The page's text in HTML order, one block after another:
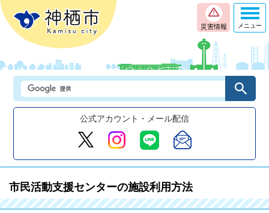
災害情報
公式アカウント・メール配信
メニュー
市民活動支援センターの施設利用方法